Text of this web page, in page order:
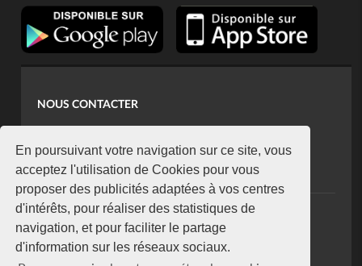
En poursuivant votre navigation sur ce site, vous
acceptez l'utilisation de Cookies pour vous
proposer des publicités adaptées à vos centres
d'intérêts, pour réaliser des statistiques de
navigation, et pour faciliter le partage
d'information sur les réseaux sociaux.
NOUS CONTACTER
koaci@yahoo.fr
+225 07 08 85 52 93
NEWSLETTER
Restez connecté via notre newsletter
S'abonner